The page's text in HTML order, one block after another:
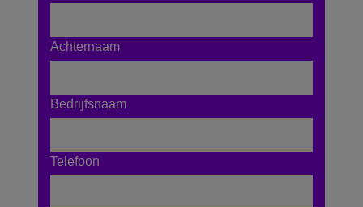
Achternaam
Bedrijfsnaam
Telefoon